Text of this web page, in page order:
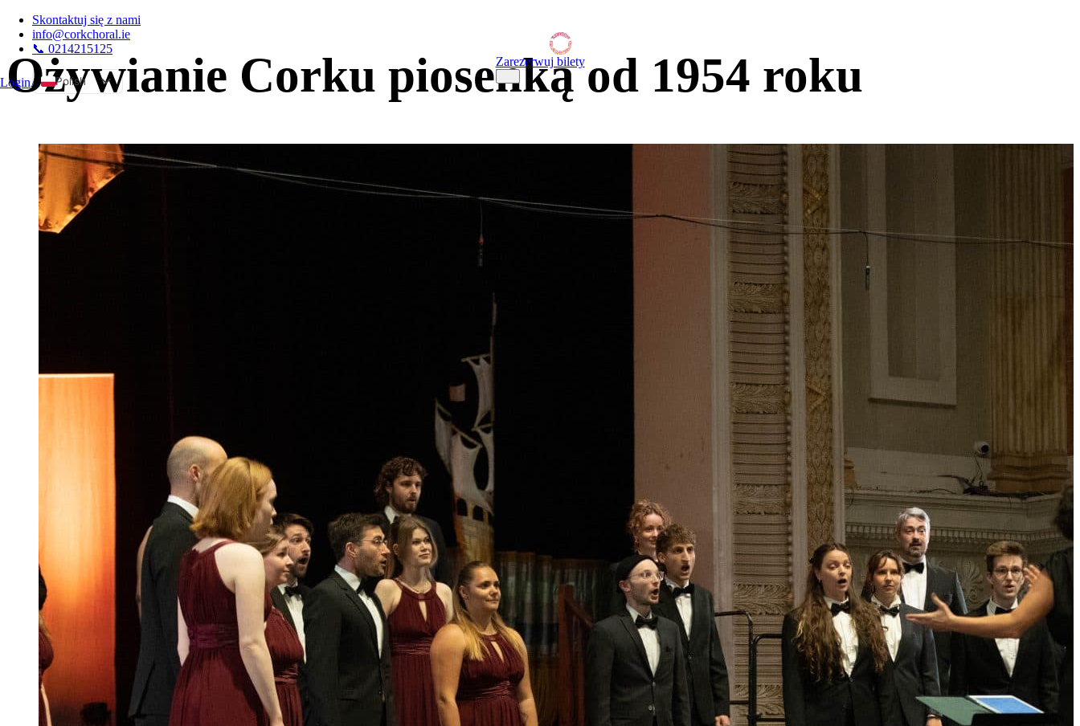
Skontaktuj się z nami
info@corkchoral.ie
📞 0214215125
LoginA
Polish
English
Czech
Danish
German
Greek
Ukrainian
Zarezerwuj bilety
Ożywianie Corku piosenką od 1954 roku